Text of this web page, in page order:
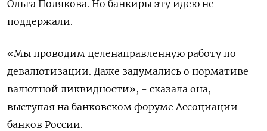
Ольга Полякова. Но банкиры эту идею не
поддержали.
«Мы проводим целенаправленную работу по
девалютизации. Даже задумались о нормативе
валютной ликвидности», - сказала она,
выступая на банковском форуме Ассоциации
банков России.